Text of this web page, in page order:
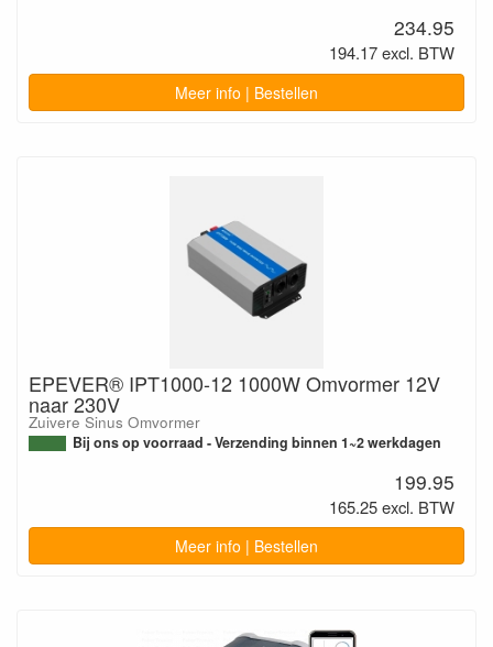
234.95
194.17 excl. BTW
Meer info | Bestellen
EPEVER® IPT1000-12 1000W Omvormer 12V
naar 230V
Zuivere Sinus Omvormer
Bij ons op voorraad - Verzending binnen 1~2 werkdagen
199.95
165.25 excl. BTW
Meer info | Bestellen